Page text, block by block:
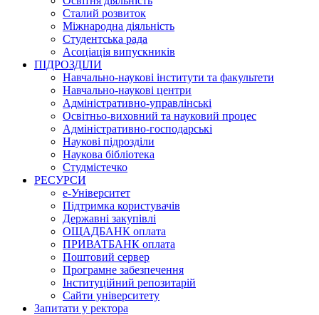
Сталий розвиток
Міжнародна діяльність
Студентська рада
Асоціація випускників
ПІДРОЗДІЛИ
Навчально-наукові інститути та факультети
Навчально-наукові центри
Адміністративно-управлінські
Освітньо-виховний та науковий процес
Адміністративно-господарські
Наукові підрозділи
Наукова бібліотека
Студмістечко
РЕСУРСИ
е-Університет
Підтримка користувачів
Державні закупівлі
ОЩАДБАНК оплата
ПРИВАТБАНК оплата
Поштовий сервер
Програмне забезпечення
Інституційний репозитарій
Сайти університету
Запитати у ректора